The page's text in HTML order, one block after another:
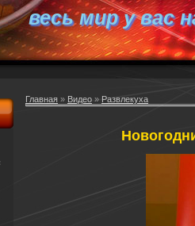
весь мир у вас
Главная » Видео » Развлекуха